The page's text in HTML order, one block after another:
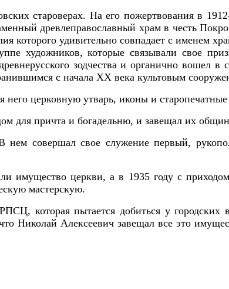
староверах. На его пожертвования в
древлеправославный храм в честь
которого удивительно совпадает с именем
художников, которые связывали свое
зодчества и органично вошел в
с начала XX века культовым
церковную утварь, иконы и
для причта и богадельню, и завещал их
совершал свое служение первый,
имущество церкви, а в 1935 году с
мастерскую.
которая пытается добиться у городских
Николай Алексеевич завещал все это